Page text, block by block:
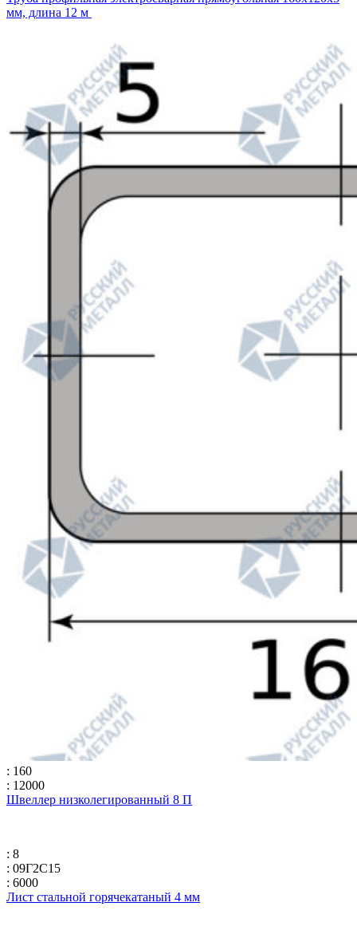
мм, длина 12 м
: 160
: 12000
Швеллер низколегированный 8 П
: 8
: 09Г2С15
: 6000
Лист стальной горячекатаный 4 мм